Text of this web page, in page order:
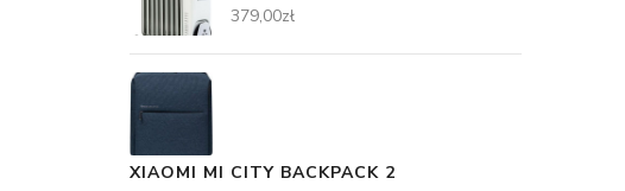
379,00zł
XIAOMI MI CITY BACKPACK 2